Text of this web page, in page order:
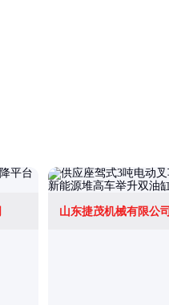
山东捷茂机械有限公司